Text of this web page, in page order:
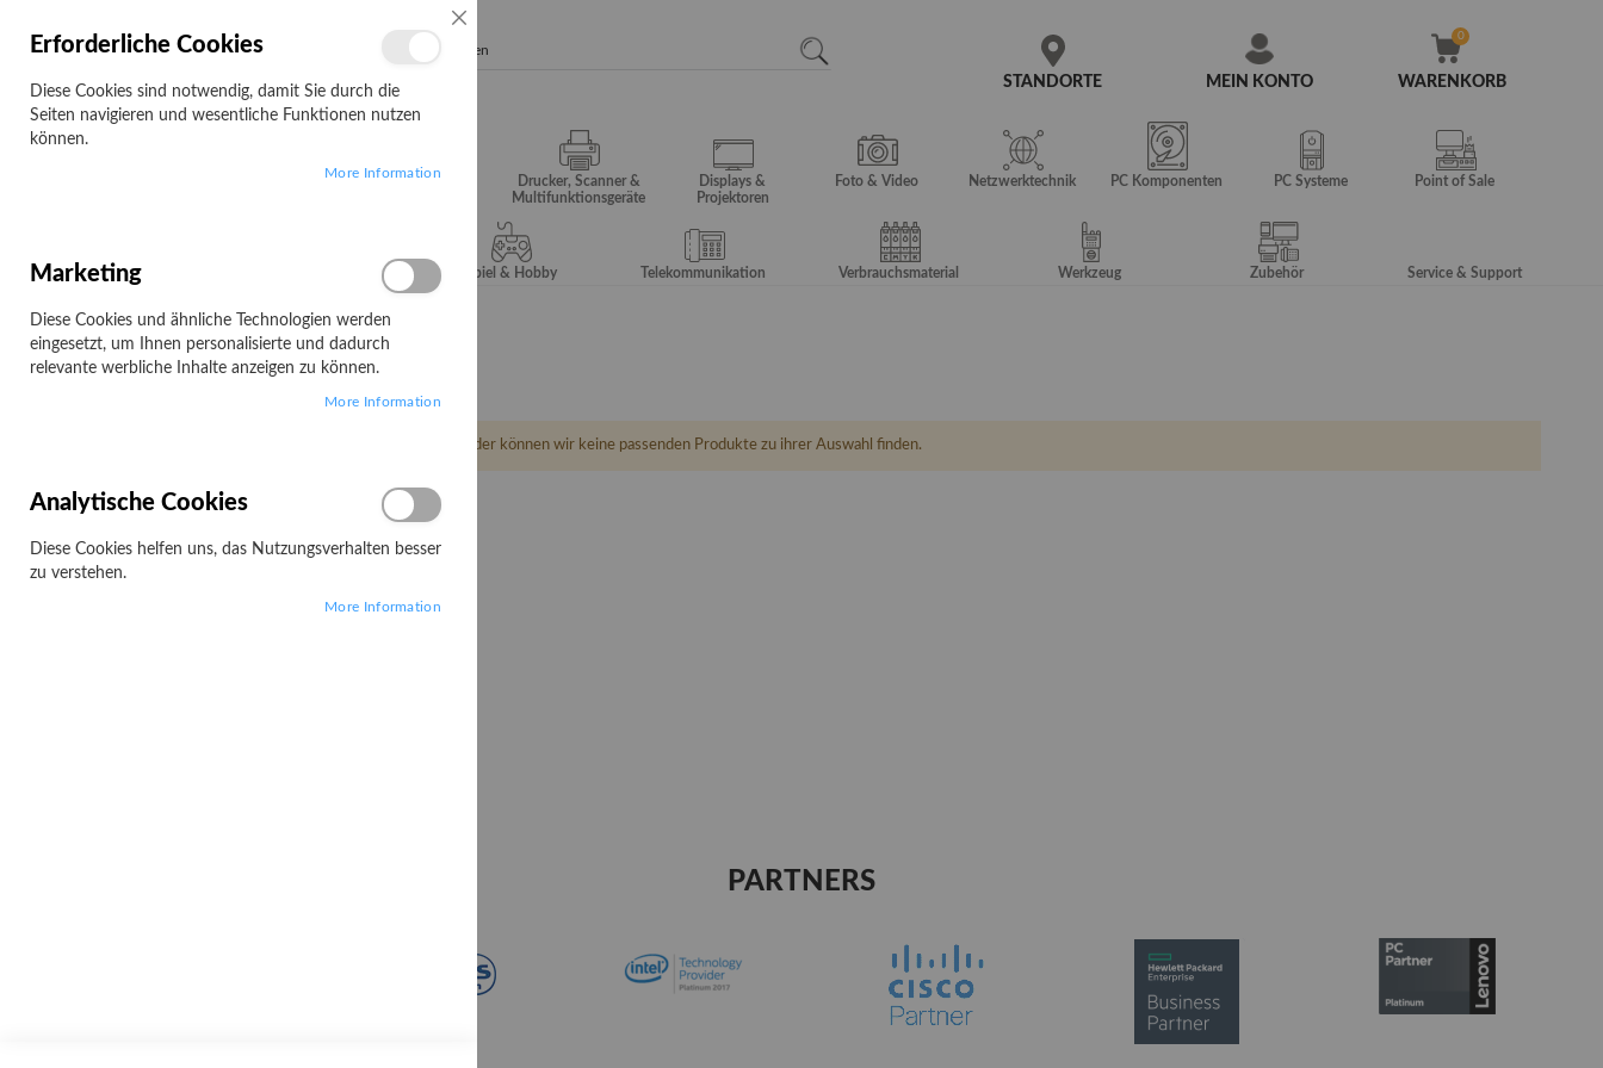
MEIN KONTO
STANDORTE WARENKORB
Campus
Drucker, Scanner &
Multifunktionsgeräte
Displays &
Projektoren
Foto & Video Netzwerktechnik PC Komponenten PC Systeme Point of Sale
Server & Storage Spiel & Hobby Telekommunikation Verbrauchsmaterial Werkzeug Zubehör Service & Support
Startseite Peli
Peli
Leider können wir keine passenden Produkte zu ihrer Auswahl finden.
PARTNERS
Erforderliche Cookies
Diese Cookies sind notwendig, damit Sie durch die
Seiten navigieren und wesentliche Funktionen nutzen
können.
More Information
Marketing
Diese Cookies und ähnliche Technologien werden
eingesetzt, um Ihnen personalisierte und dadurch
relevante werbliche Inhalte anzeigen zu können.
More Information
Analytische Cookies
Diese Cookies helfen uns, das Nutzungsverhalten besser
zu verstehen.
More Information